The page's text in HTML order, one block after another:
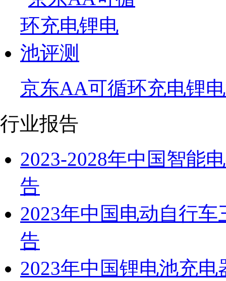
京东AA可循环充电锂
行业报告
2023-2028年中国智能
告
2023年中国电动自行
告
2023年中国锂电池充